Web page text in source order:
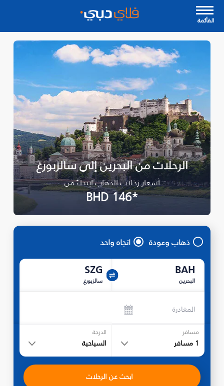
القأئمة
الرحلات من البحرين إلى سالزبورغ
أسعار رحلات الذهاب ابتداءً من
*BHD 146
ذهاب وعودة اتجاه واحد
BAH
البحرين
SZG
سالزبورغ
المغادرة
مسافر
1 مسافر
الدرجة
السياحية
ابحث عن الرحلات